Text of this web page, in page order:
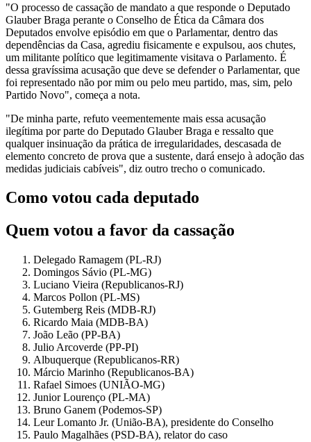
"O processo de cassação de mandato a que responde o Deputado
Glauber Braga perante o Conselho de Ética da Câmara dos
Deputados envolve episódio em que o Parlamentar, dentro das
dependências da Casa, agrediu fisicamente e expulsou, aos chutes,
um militante político que legitimamente visitava o Parlamento. É
dessa gravíssima acusação que deve se defender o Parlamentar, que
foi representado não por mim ou pelo meu partido, mas, sim, pelo
Partido Novo", começa a nota.
"De minha parte, refuto veementemente mais essa acusação
ilegítima por parte do Deputado Glauber Braga e ressalto que
qualquer insinuação da prática de irregularidades, descasada de
elemento concreto de prova que a sustente, dará ensejo à adoção das
medidas judiciais cabíveis", diz outro trecho o comunicado.
Como votou cada deputado
Quem votou a favor da cassação
Delegado Ramagem (PL-RJ)
Domingos Sávio (PL-MG)
Luciano Vieira (Republicanos-RJ)
Marcos Pollon (PL-MS)
Gutemberg Reis (MDB-RJ)
Ricardo Maia (MDB-BA)
João Leão (PP-BA)
Julio Arcoverde (PP-PI)
Albuquerque (Republicanos-RR)
Márcio Marinho (Republicanos-BA)
Rafael Simoes (UNIÃO-MG)
Junior Lourenço (PL-MA)
Bruno Ganem (Podemos-SP)
Leur Lomanto Jr. (União-BA), presidente do Conselho
Paulo Magalhães (PSD-BA), relator do caso